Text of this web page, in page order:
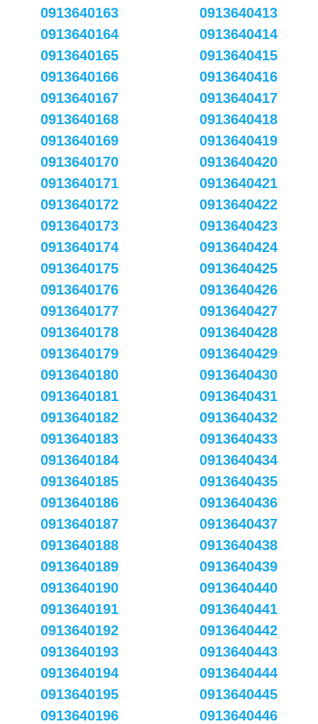
0913640163
0913640164
0913640165
0913640166
0913640167
0913640168
0913640169
0913640170
0913640171
0913640172
0913640173
0913640174
0913640175
0913640176
0913640177
0913640178
0913640179
0913640180
0913640181
0913640182
0913640183
0913640184
0913640185
0913640186
0913640187
0913640188
0913640189
0913640190
0913640191
0913640192
0913640193
0913640194
0913640195
0913640196
0913640413
0913640414
0913640415
0913640416
0913640417
0913640418
0913640419
0913640420
0913640421
0913640422
0913640423
0913640424
0913640425
0913640426
0913640427
0913640428
0913640429
0913640430
0913640431
0913640432
0913640433
0913640434
0913640435
0913640436
0913640437
0913640438
0913640439
0913640440
0913640441
0913640442
0913640443
0913640444
0913640445
0913640446